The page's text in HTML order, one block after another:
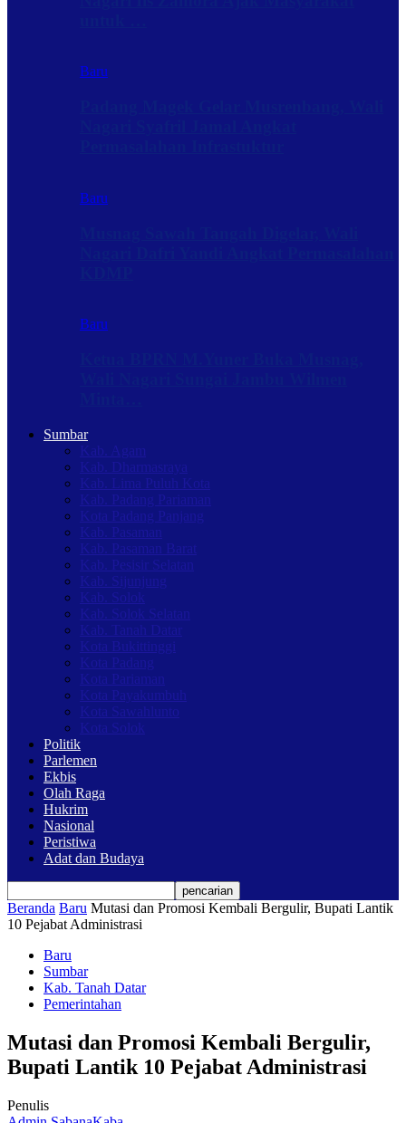
Baru
Baru
Baru
Sumbar
Kab. Agam
Kab. Dharmasraya
Kab. Lima Puluh Kota
Kab. Padang Pariaman
Kota Padang Panjang
Kab. Pasaman
Kab. Pasaman Barat
Kab. Pesisir Selatan
Kab. Sijunjung
Kab. Solok
Kab. Solok Selatan
Kab. Tanah Datar
Kota Bukittinggi
Kota Padang
Kota Pariaman
Kota Payakumbuh
Kota Sawahlunto
Kota Solok
Politik
Parlemen
Ekbis
Olah Raga
Hukrim
Nasional
Peristiwa
Adat dan Budaya
Beranda Baru Mutasi dan Promosi Kembali Bergulir, Bupati Lantik
10 Pejabat Administrasi
Baru
Sumbar
Kab. Tanah Datar
Pemerintahan
Mutasi dan Promosi Kembali Bergulir,
Bupati Lantik 10 Pejabat Administrasi
Penulis